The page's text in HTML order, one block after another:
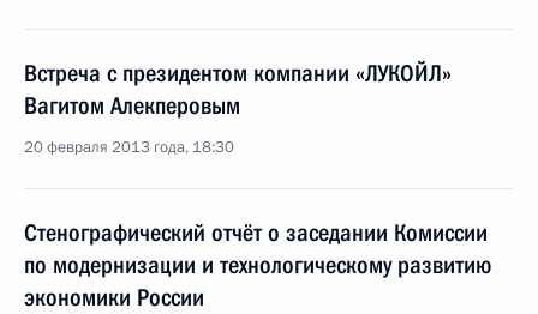
Встреча с президентом компании «ЛУКОЙЛ»
Вагитом Алекперовым
20 февраля 2013 года, 18:30
Стенографический отчёт о заседании Комиссии
по модернизации и технологическому развитию
экономики России